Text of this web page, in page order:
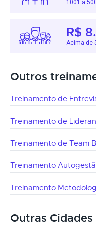
1001 a
R$
Acima de
Outros
Treinamento de
Treinamento de
Treinamento de Team
Treinamento
Treinamento
Outras Cidades